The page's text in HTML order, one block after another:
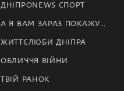
ДНІПРОNEWS СПОРТ
А Я ВАМ ЗАРАЗ ПОКАЖУ…
ЖИТТЄЛЮБИ ДНІПРА
ОБЛИЧЧЯ ВІЙНИ
ТВІЙ РАНОК